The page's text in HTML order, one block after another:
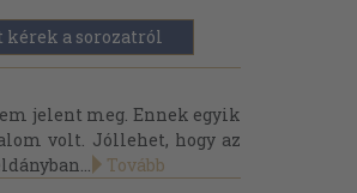
kérek a sorozatról
jelent meg. Ennek egyik
volt. Jóllehet, hogy az
Tovább